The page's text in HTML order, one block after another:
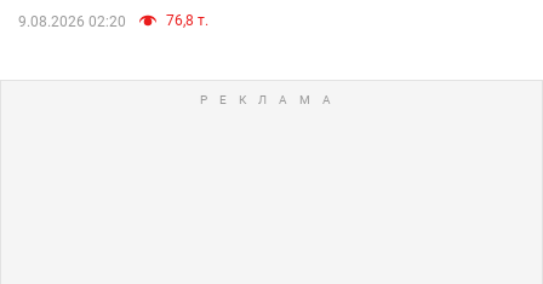
9.08.2026 02:20 76,8 т.